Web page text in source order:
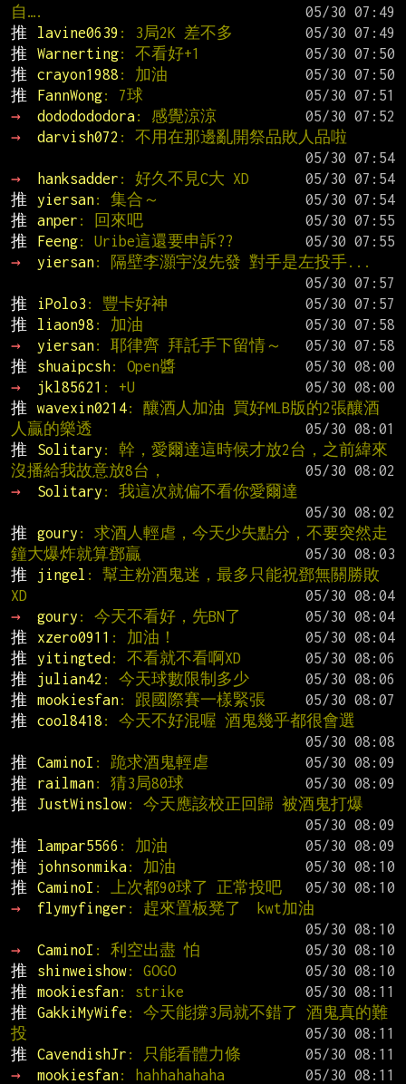
自….
推
lavine0639 : 3局2K 差不多
推
Warnerting: 不看好+1
推
crayon1988 : 加油
推
FannWong: 7球
→
dododododora: 感覺涼涼
→
darvish072 : 不用在那邊亂開祭品敗人品啦
→
hanksadder : 好久不見C大 XD
推
yiersan: 集合～
推
anper : 回來吧
推
Feeng: Uribe這還要申訴??
→
yiersan: 隔壁李灝宇沒先發 對手是左投手...
推
iPolo3 : 豐卡好神
推
liaon98 : 加油
→
yiersan: 耶律齊 拜託手下留情～
推
shuaipcsh: Open醬
→
jkl85621 : +U
推
wavexin0214: 釀酒人加油 買好MLB版的2張釀酒
人贏的樂透
推
Solitary : 幹，愛爾達這時候才放2台，之前緯來
沒播給我故意放8台，
→
Solitary : 我這次就偏不看你愛爾達
推
goury : 求酒人輕虐，今天少失點分，不要突然走
鐘大爆炸就算鄧贏
推
jingel : 幫主粉酒鬼迷，最多只能祝鄧無關勝敗
XD
→
goury : 今天不看好，先BN了
推
xzero0911 : 加油！
推
yitingted : 不看就不看啊XD
推
julian42 : 今天球數限制多少
推
mookiesfan: 跟國際賽一樣緊張
推
cool8418 : 今天不好混喔 酒鬼幾乎都很會選
推
CaminoI : 跪求酒鬼輕虐
推
railman: 猜3局80球
推
JustWinslow: 今天應該校正回歸 被酒鬼打爆
推
lampar5566 : 加油
推
johnsonmika: 加油
推
CaminoI : 上次都90球了 正常投吧
→
flymyfinger : 趕來置板凳了  kwt加油
→
CaminoI : 利空出盡 怕
推
shinweishow: GOGO
推
mookiesfan: strike
推
GakkiMyWife : 今天能撐3局就不錯了 酒鬼真的難
投
推
CavendishJr : 只能看體力條
→
mookiesfan: hahhahahaha